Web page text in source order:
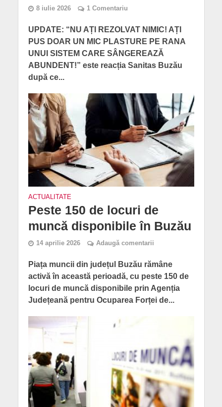
8 iulie 2026 1 Comentariu
UPDATE: “NU AȚI REZOLVAT NIMIC! AȚI
PUS DOAR UN MIC PLASTURE PE RANA
UNUI SISTEM CARE SÂNGEREAZĂ
ABUNDENT!” este reacția Sanitas Buzău
după ce...
ACTUALITATE
Peste 150 de locuri de
muncă disponibile în Buzău
14 aprilie 2026 Adaugă comentarii
Piața muncii din județul Buzău rămâne
activă în această perioadă, cu peste 150 de
locuri de muncă disponibile prin Agenția
Județeană pentru Ocuparea Forței de...